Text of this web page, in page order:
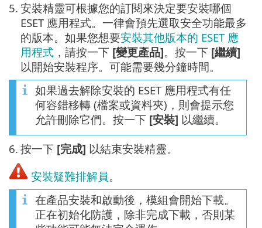
5. 安裝精靈可根據您的訂閱來決定要安裝哪個
ESET 應用程式。一律會預先選取安全功能最多
的版本。如果您想要安裝其他版本的 ESET 應
用程式 ，請按一下 [變更產品]。按一下 [繼續]
以開始安裝程序。可能需要幾分鐘時間。
如果過去解除安裝的 ESET 應用程式有任
何容錯移轉 (檔案或資料夾)，則會提示您
允許刪除它們。按一下 [安裝] 以繼續。
6. 按一下 [完成] 以結束安裝精靈。
安裝疑難排解員。
在產品安裝和啟動後，模組會開始下載。
正在初始化防護，除非完成下載，否則某